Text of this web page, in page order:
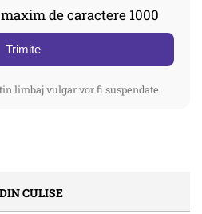
de caractere 1000
Trimite
limbaj vulgar vor fi suspendate
CULISE